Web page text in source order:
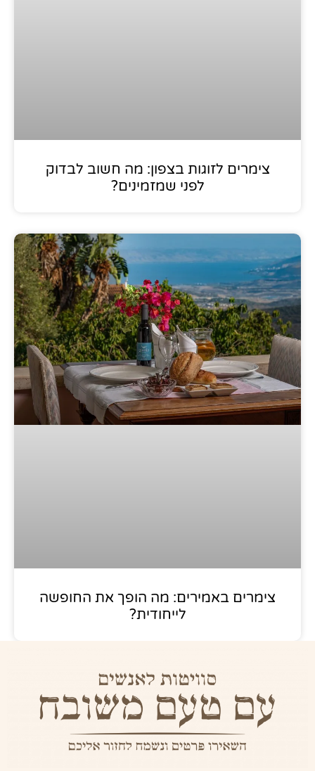
צימרים לזוגות בצפון: מה חשוב לבדוק
לפני שמזמינים?
צימרים באמירים: מה הופך את החופשה
לייחודית?